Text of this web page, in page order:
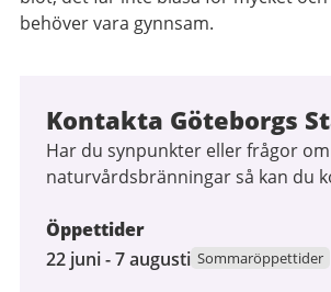
behöver vara gynnsam.
Kontakta Göteborgs
Har du synpunkter eller frågor om
naturvårdsbränningar så kan du
Öppettider
22
22 juni - 7 augusti Sommaröppettider